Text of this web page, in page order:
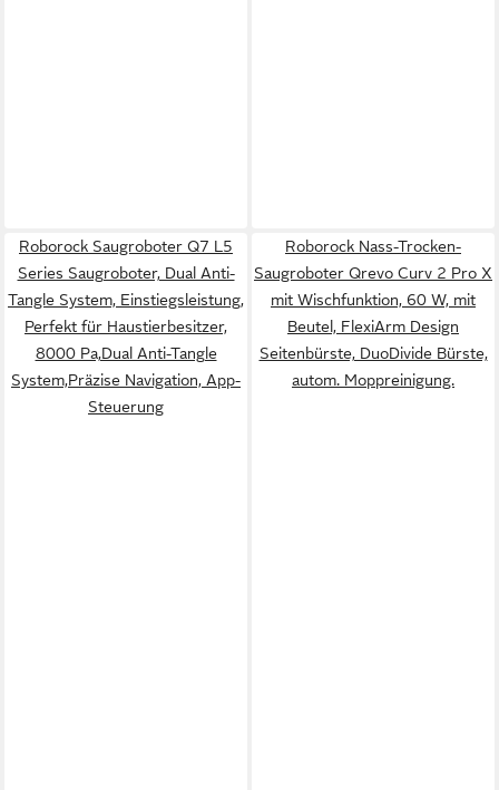
Roborock Saugroboter Q7 L5
Series Saugroboter, Dual Anti-
Tangle System, Einstiegsleistung,
Perfekt für Haustierbesitzer,
8000 Pa,Dual Anti-Tangle
System,Präzise Navigation, App-
Steuerung
Roborock Nass-Trocken-
Saugroboter Qrevo Curv 2 Pro X
mit Wischfunktion, 60 W, mit
Beutel, FlexiArm Design
Seitenbürste, DuoDivide Bürste,
autom. Moppreinigung.